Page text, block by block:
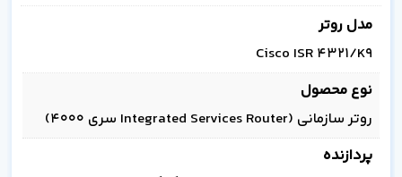
مدل روتر
Cisco ISR 4321/K9
نوع محصول
روتر سازمانی (Integrated Services Router سری 4000)
پردازنده